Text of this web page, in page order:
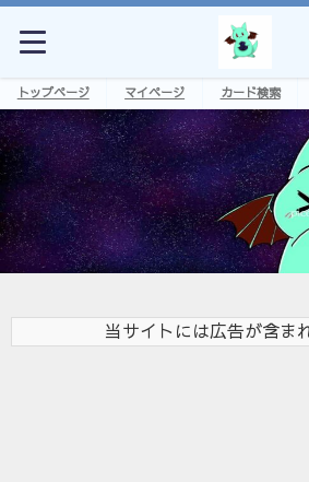
トップページ マイページ カード検索
当サイトには広告が含ま